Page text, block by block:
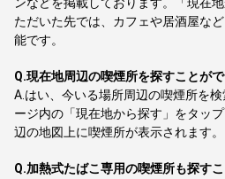
ただいた先では、カフェや居酒屋な
能です。
Q.現在地周辺の喫煙所を探すことが
A. はい、今いる場所周辺の喫煙所を
ージ内の「現在地から探す」をタッ
辺の地図上に喫煙所が表示されます。
Q.加熱式たばこ専用の喫煙所も探す